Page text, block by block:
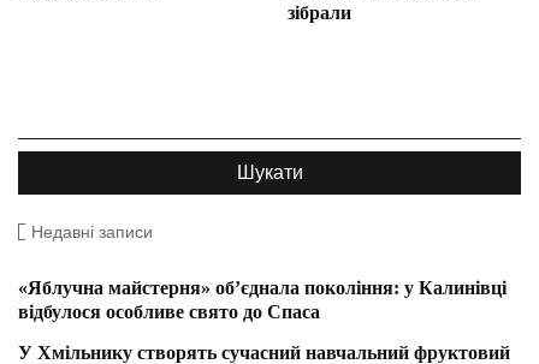
зібрали
Недавні записи
«Яблучна майстерня» об’єднала покоління: у Калинівці
відбулося особливе свято до Спаса
У Хмільнику створять сучасний навчальний фруктовий